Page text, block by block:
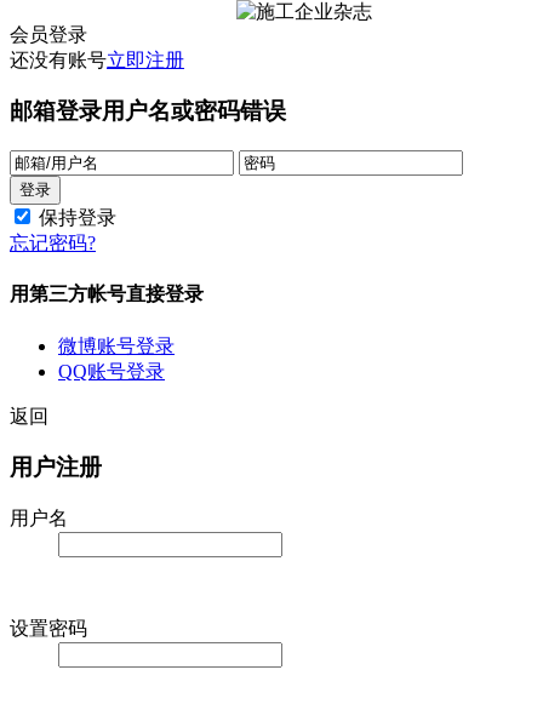
会员登录
还没有账号立即注册
邮箱登录用户名或密码错误
保持登录
忘记密码?
用第三方帐号直接登录
微博账号登录
QQ账号登录
返回
用户注册
用户名
设置密码